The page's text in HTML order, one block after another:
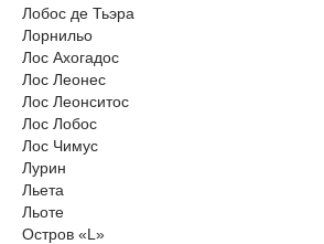
Лобос де Тьэра
Лорнильо
Лос Ахогадос
Лос Леонес
Лос Леонситос
Лос Лобос
Лос Чимус
Лурин
Льета
Льоте
Остров «L»